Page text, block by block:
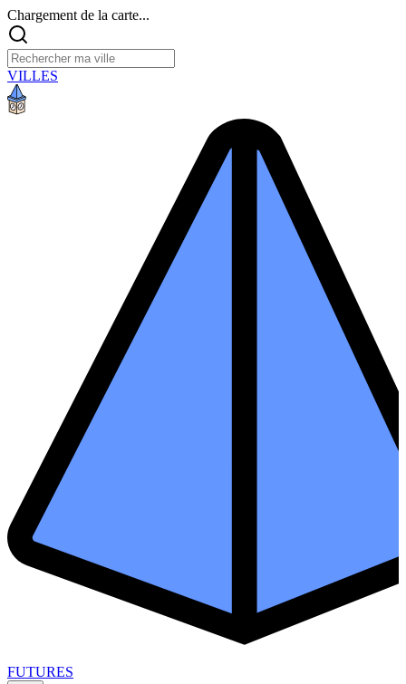
Chargement de la carte...
VILLES
FUTURES